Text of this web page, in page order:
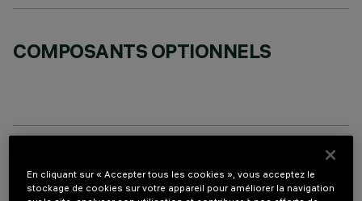
COMPOSANTS OPTIONNELS
DONNÉES TECHNIQUES
DERNIÈRE MISE À JOUR: 01/08/2026
En cliquant sur « Accepter tous les cookies », vous acceptez le
stockage de cookies sur votre appareil pour améliorer la navigation